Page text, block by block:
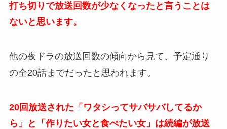
打ち切りで放送回数が少なくなったと言うことは
ないと思います。
他の夜ドラの放送回数の傾向から見て、予定通り
の全20話までだったと思われます。
20回放送された「ワタシってサバサバしてるか
ら」と「作りたい女と食べたい女」は続編が放送